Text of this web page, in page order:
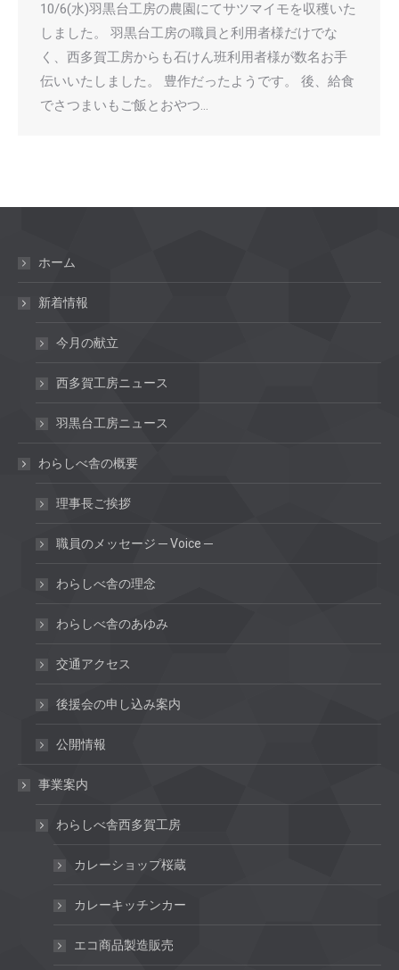
10/6(水)羽黒台工房の農園にてサツマイモを収穫いた
しました。 羽黒台工房の職員と利用者様だけでな
く、西多賀工房からも石けん班利用者様が数名お手
伝いいたしました。 豊作だったようです。 後、給食
でさつまいもご飯とおやつ…
ホーム
新着情報
今月の献立
西多賀工房ニュース
羽黒台工房ニュース
わらしべ舎の概要
理事長ご挨拶
職員のメッセージ ─ Voice ─
わらしべ舎の理念
わらしべ舎のあゆみ
交通アクセス
後援会の申し込み案内
公開情報
事業案内
わらしべ舎西多賀工房
カレーショップ桜蔵
カレーキッチンカー
エコ商品製造販売